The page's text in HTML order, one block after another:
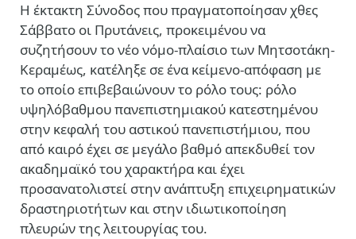
Η έκτακτη Σύνοδος που πραγματοποίησαν χθες
Σάββατο οι Πρυτάνεις, προκειμένου να
συζητήσουν το νέο νόμο-πλαίσιο των Μητσοτάκη-
Κεραμέως, κατέληξε σε ένα κείμενο-απόφαση με
το οποίο επιβεβαιώνουν το ρόλο τους: ρόλο
υψηλόβαθμου πανεπιστημιακού κατεστημένου
στην κεφαλή του αστικού πανεπιστήμιου, που
από καιρό έχει σε μεγάλο βαθμό απεκδυθεί τον
ακαδημαϊκό του χαρακτήρα και έχει
προσανατολιστεί στην ανάπτυξη επιχειρηματικών
δραστηριοτήτων και στην ιδιωτικοποίηση
πλευρών της λειτουργίας του.